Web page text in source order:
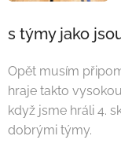
s týmy jako
Opět musím
hraje takto
když jsme hráli 4.
dobrými týmy.